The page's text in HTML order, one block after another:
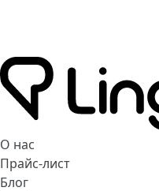
О нас
Прайс-лист
Блог